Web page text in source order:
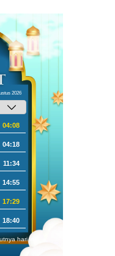
2026
04:08
04:18
11:34
14:55
17:29
18:40
hari ini.